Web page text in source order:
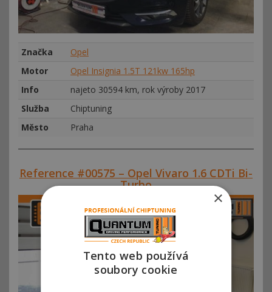
Značka
Opel
Motor
Opel Insignia 1.5T 121kw 165hp
Info
najeto 30594 km, rok výroby 2017
Služba
Chiptuning
Město
Praha
Reference #00575 – Opel Vivaro 1.6 CDTi Bi-
Turbo
×
Tento web používá
soubory cookie